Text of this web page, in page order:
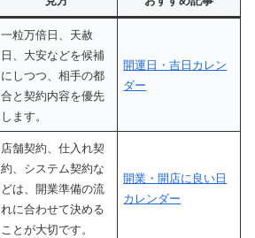
一粒万倍日、天赦
日、大安などを候補
にしつつ、相手の都
合と契約内容を優先
します。
開運日・吉日カレン
ダー
店舗契約、仕入れ契
約、システム契約な
どは、開業準備の流
れに合わせて決める
ことが大切です。
開業・開店に良い日
カレンダー